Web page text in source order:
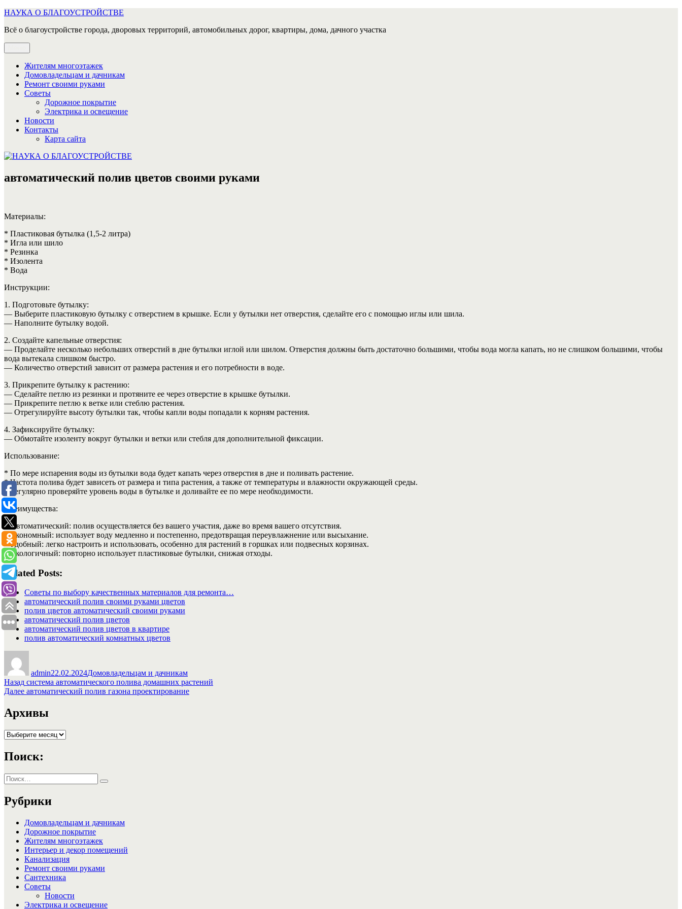
Перейти
содержимому
НАУКА О БЛАГОУСТРОЙСТВЕ
Всё о благоустройстве города, дворовых территорий, автомобильных дорог, квартиры, дома, дачного участка
Жителям многоэтажек
Домовладельцам и дачникам
Ремонт своими руками
Советы
Дорожное покрытие
Электрика и освещение
Новости
Контакты
Карта сайта
автоматический полив цветов своими руками
Материалы:
* Пластиковая бутылка (1,5-2 литра)
* Игла или шило
* Резинка
* Изолента
* Вода
Инструкции:
1. Подготовьте бутылку:
— Выберите пластиковую бутылку с отверстием в крышке. Если у бутылки нет отверстия, сделайте его с помощью иглы или шила.
— Наполните бутылку водой.
2. Создайте капельные отверстия:
— Проделайте несколько небольших отверстий в дне бутылки иглой или шилом. Отверстия должны быть достаточно большими, чтобы вода могла капать, но не слишком большими, чтобы
вода вытекала слишком быстро.
— Количество отверстий зависит от размера растения и его потребности в воде.
3. Прикрепите бутылку к растению:
— Сделайте петлю из резинки и протяните ее через отверстие в крышке бутылки.
— Прикрепите петлю к ветке или стеблю растения.
— Отрегулируйте высоту бутылки так, чтобы капли воды попадали к корням растения.
4. Зафиксируйте бутылку:
— Обмотайте изоленту вокруг бутылки и ветки или стебля для дополнительной фиксации.
Использование:
* По мере испарения воды из бутылки вода будет капать через отверстия в дне и поливать растение.
* Частота полива будет зависеть от размера и типа растения, а также от температуры и влажности окружающей среды.
* Регулярно проверяйте уровень воды в бутылке и доливайте ее по мере необходимости.
Преимущества:
* Автоматический: полив осуществляется без вашего участия, даже во время вашего отсутствия.
* Экономный: использует воду медленно и постепенно, предотвращая переувлажнение или высыхание.
* Удобный: легко настроить и использовать, особенно для растений в горшках или подвесных корзинах.
* Экологичный: повторно использует пластиковые бутылки, снижая отходы.
Related Posts:
Советы по выбору качественных материалов для ремонта…
автоматический полив своими руками цветов
полив цветов автоматический своими руками
автоматический полив цветов
автоматический полив цветов в квартире
полив автоматический комнатных цветов
admin22.02.2024Домовладельцам и дачникам
Навигация
по
записям
Назад Предыдущая
запись:
система автоматического полива домашних растений
Далее Следующая
автоматический полив газона проектирование
Архивы
Архивы
Поиск:
Искать:
Поиск
Рубрики
Домовладельцам и дачникам
Дорожное покрытие
Жителям многоэтажек
Интерьер и декор помещений
Канализация
Ремонт своими руками
Сантехника
Советы
Новости
Электрика и освещение